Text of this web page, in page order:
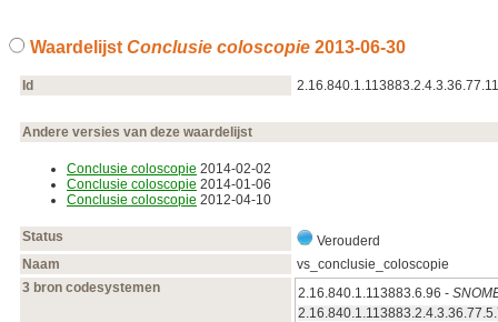
Waardelijst Conclusie coloscopie 2013‑06‑30
Id
Andere versies van deze waardelijst
Conclusie coloscopie 2014‑02‑02
Conclusie coloscopie 2014‑01‑06
Conclusie coloscopie 2012‑04‑10
Status
Verouderd
Naam
vs_conclusie_coloscopie
3 bron codesystemen
2.16.840.1.113883.6.96 -